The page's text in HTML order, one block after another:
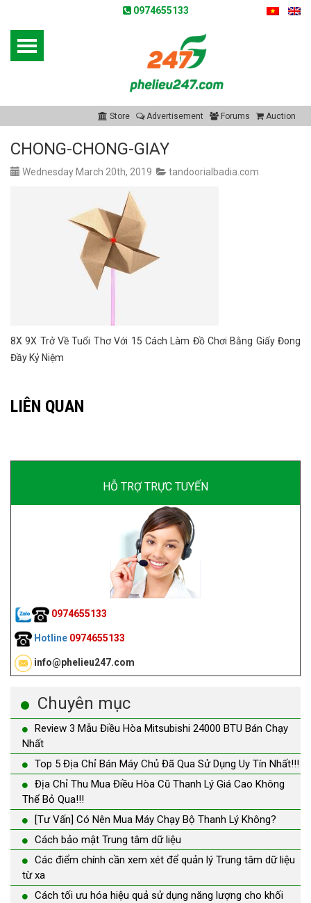
0974655133
Store Advertisement Forums Auction
CHONG-CHONG-GIAY
Wednesday March 20th, 2019 tandoorialbadia.com
8X 9X Trở Về Tuổi Thơ Với 15 Cách Làm Đồ Chơi Bằng Giấy Đong
Đầy Kỷ Niệm
LIÊN QUAN
HỖ TRỢ TRỰC TUYẾN
0974655133
Hotline 0974655133
info@phelieu247.com
Chuyên mục
Review 3 Mẫu Điều Hòa Mitsubishi 24000 BTU Bán Chạy
Nhất
Top 5 Địa Chỉ Bán Máy Chủ Đã Qua Sử Dụng Uy Tín Nhất!!!
Địa Chỉ Thu Mua Điều Hòa Cũ Thanh Lý Giá Cao Không
Thể Bỏ Qua!!!
[Tư Vấn] Có Nên Mua Máy Chạy Bộ Thanh Lý Không?
Cách bảo mật Trung tâm dữ liệu
Các điểm chính cần xem xét để quản lý Trung tâm dữ liệu
từ xa
Cách tối ưu hóa hiệu quả sử dụng năng lượng cho khối